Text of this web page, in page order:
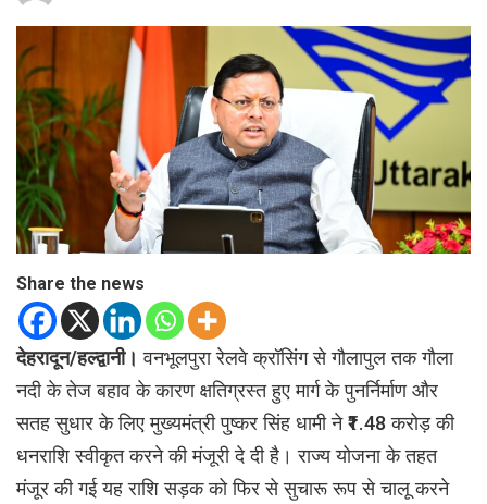
Share the news
देहरादून/हल्द्वानी। वनभूलपुरा रेलवे क्रॉसिंग से गौलापुल तक गौला
नदी के तेज बहाव के कारण क्षतिग्रस्त हुए मार्ग के पुनर्निर्माण और
सतह सुधार के लिए मुख्यमंत्री पुष्कर सिंह धामी ने ₹1.48 करोड़ की
धनराशि स्वीकृत करने की मंजूरी दे दी है। राज्य योजना के तहत
मंजूर की गई यह राशि सड़क को फिर से सुचारू रूप से चालू करने